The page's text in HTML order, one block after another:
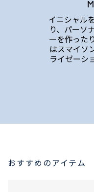
イニシャル
り、パーソ
ーを作った
はスマイソ
ライゼーシ
おすすめのアイテム